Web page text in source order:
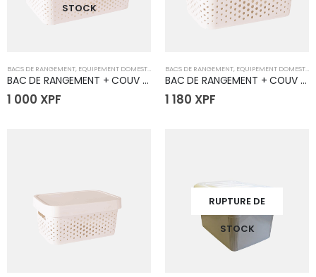
STOCK
BACS DE RANGEMENT, EQUIPEMENT DOMESTIQUE
BAC DE RANGEMENT + COUV 34x25x13CM 11L
1 000 XPF
BACS DE RANGEMENT, EQUIPEMENT DOMESTIQUE
BAC DE RANGEMENT + COUV 35x26x22CM 17L
1 180 XPF
RUPTURE DE
STOCK